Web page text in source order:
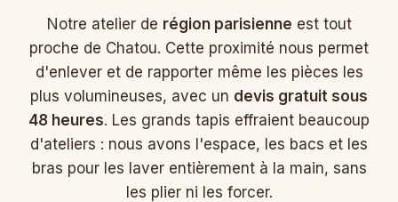
Notre atelier de région parisienne est tout
proche de Chatou. Cette proximité nous permet
d'enlever et de rapporter même les pièces les
plus volumineuses, avec un devis gratuit sous
48 heures. Les grands tapis effraient beaucoup
d'ateliers : nous avons l'espace, les bacs et les
bras pour les laver entièrement à la main, sans
les plier ni les forcer.